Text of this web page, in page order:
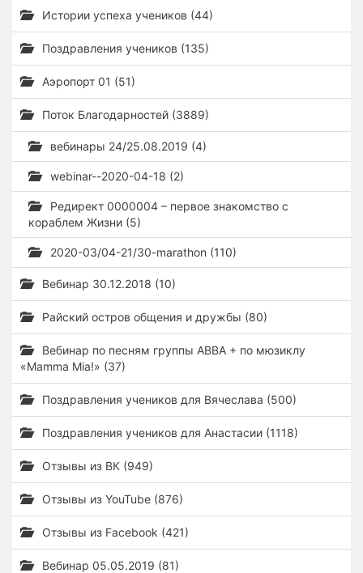
Истории успеха учеников (44)
Поздравления учеников (135)
Аэропорт 01 (51)
Поток Благодарностей (3889)
вебинары 24/25.08.2019 (4)
webinar--2020-04-18 (2)
Редирект 0000004 – первое знакомство с
кораблем Жизни (5)
2020-03/04-21/30-marathon (110)
Вебинар 30.12.2018 (10)
Райский остров общения и дружбы (80)
Вебинар по песням группы ABBA + по мюзиклу
«Mamma Mia!» (37)
Поздравления учеников для Вячеслава (500)
Поздравления учеников для Анастасии (1118)
Отзывы из ВК (949)
Отзывы из YouTube (876)
Отзывы из Facebook (421)
Вебинар 05.05.2019 (81)